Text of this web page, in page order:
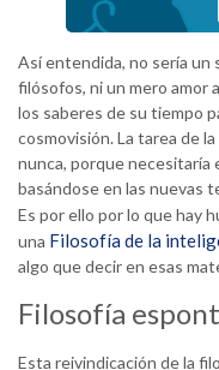
Así entendida, no sería
filósofos, ni un mero amor
los saberes de su tiempo
cosmovisión. La tarea de
nunca, porque
basándose en las nuevas
Es por ello por lo que hay
una Filosofía de la
algo que decir en esas
Filosofía
Esta reivindicación de la